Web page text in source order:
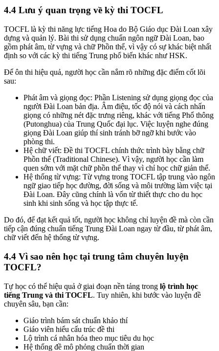
4.4 Lưu ý quan trọng về kỳ thi TOCFL
TOCFL là kỳ thi năng lực tiếng Hoa do Bộ Giáo dục Đài Loan xây
dựng và quản lý. Bài thi sử dụng chuẩn ngôn ngữ Đài Loan, bao
gồm phát âm, từ vựng và chữ Phồn thể, vì vậy có sự khác biệt nhất
định so với các kỳ thi tiếng Trung phổ biến khác như HSK.
Để ôn thi hiệu quả, người học cần nắm rõ những đặc điểm cốt lõi
sau:
Phát âm và giọng đọc: Phần Listening sử dụng giọng đọc của
người Đài Loan bản địa. Âm điệu, tốc độ nói và cách nhấn
giọng có những nét đặc trưng riêng, khác với tiếng Phổ thông
(Putonghua) của Trung Quốc đại lục. Việc luyện nghe đúng
giọng Đài Loan giúp thí sinh tránh bỡ ngỡ khi bước vào
phòng thi.
Hệ chữ viết: Đề thi TOCFL chính thức trình bày bằng chữ
Phồn thể (Traditional Chinese). Vì vậy, người học cần làm
quen sớm với mặt chữ phồn thể thay vì chỉ học chữ giản thể.
Hệ thống từ vựng: Từ vựng trong TOCFL tập trung vào ngôn
ngữ giao tiếp học đường, đời sống và môi trường làm việc tại
Đài Loan. Đây cũng chính là vốn từ thiết thực cho du học
sinh khi sinh sống và học tập thực tế.
Do đó, để đạt kết quả tốt, người học không chỉ luyện đề mà còn cần
tiếp cận đúng chuẩn tiếng Trung Đài Loan ngay từ đầu, từ phát âm,
chữ viết đến hệ thống từ vựng.
4.4 Vì sao nên học tại trung tâm chuyên luyện
TOCFL?
Tự học có thể hiệu quả ở giai đoạn nền tảng trong lộ trình học
tiếng Trung và thi TOCFL. Tuy nhiên, khi bước vào luyện đề
chuyên sâu, bạn cần:
Giáo trình bám sát chuẩn khảo thí
Giáo viên hiểu cấu trúc đề thi
Lộ trình cá nhân hóa theo mục tiêu du học
Hệ thống đề mô phỏng chuẩn thời gian